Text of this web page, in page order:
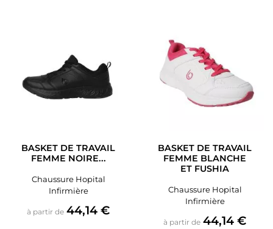
BASKET DE TRAVAIL
FEMME NOIRE...
Chaussure Hopital
Infirmière
à partir de Prix
44,14 €
BASKET DE TRAVAIL
FEMME BLANCHE
ET FUSHIA
Chaussure Hopital
Infirmière
à partir de Prix
44,14 €